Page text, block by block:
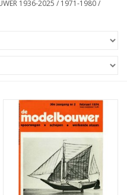
1936-2025 / 1971-1980/